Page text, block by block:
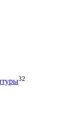
32